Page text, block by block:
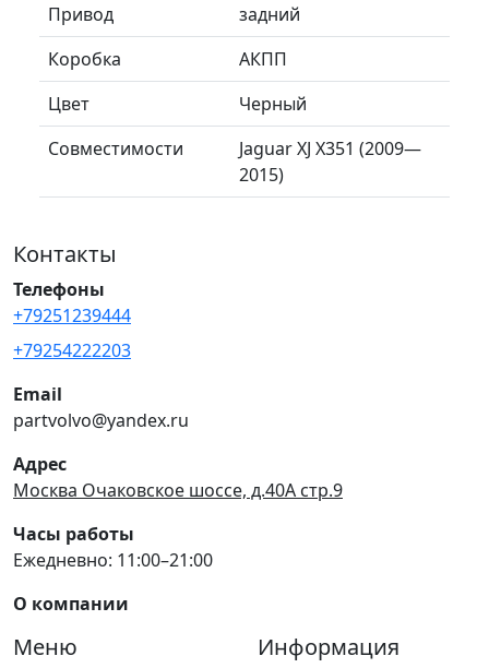
Привод
задний
Коробка
АКПП
Цвет
Черный
Совместимости
Jaguar XJ X351 (2009—
2015)
Контакты
Телефоны
+79251239444
+79254222203
Email
partvolvo@yandex.ru
Адрес
Москва Очаковское шоссе, д.40А стр.9
Часы работы
Ежедневно: 11:00–21:00
О компании
Меню Информация